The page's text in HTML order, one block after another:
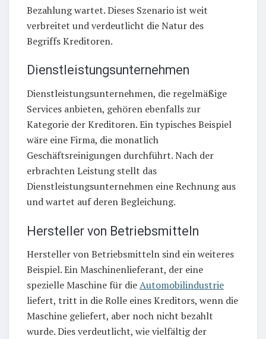
Bezahlung wartet. Dieses Szenario ist weit
verbreitet und verdeutlicht die Natur des
Begriffs Kreditoren.
Dienstleistungsunternehmen
Dienstleistungsunternehmen, die regelmäßige
Services anbieten, gehören ebenfalls zur
Kategorie der Kreditoren. Ein typisches Beispiel
wäre eine Firma, die monatlich
Geschäftsreinigungen durchführt. Nach der
erbrachten Leistung stellt das
Dienstleistungsunternehmen eine Rechnung aus
und wartet auf deren Begleichung.
Hersteller von Betriebsmitteln
Hersteller von Betriebsmitteln sind ein weiteres
Beispiel. Ein Maschinenlieferant, der eine
spezielle Maschine für dieAutomobilindustrie
liefert, tritt in die Rolle eines Kreditors, wenn die
Maschine geliefert, aber noch nicht bezahlt
wurde. Dies verdeutlicht, wie vielfältig der